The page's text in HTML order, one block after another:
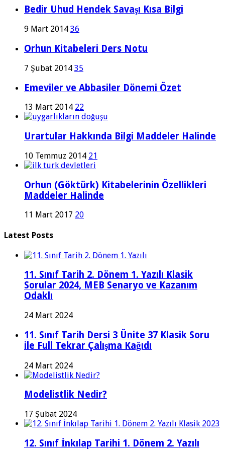
Bedir Uhud Hendek Savaşı Kısa Bilgi
9 Mart 2014 36
Orhun Kitabeleri Ders Notu
7 Şubat 2014 35
Emeviler ve Abbasiler Dönemi Özet
13 Mart 2014 22
Urartular Hakkında Bilgi Maddeler Halinde
10 Temmuz 2014 21
Orhun (Göktürk) Kitabelerinin Özellikleri
Maddeler Halinde
11 Mart 2017 20
Latest Posts
11. Sınıf Tarih 2. Dönem 1. Yazılı Klasik
Sorular 2024, MEB Senaryo ve Kazanım
Odaklı
24 Mart 2024
11. Sınıf Tarih Dersi 3 Ünite 37 Klasik Soru
ile Full Tekrar Çalışma Kağıdı
24 Mart 2024
Modelistlik Nedir?
17 Şubat 2024
12. Sınıf İnkılap Tarihi 1. Dönem 2. Yazılı